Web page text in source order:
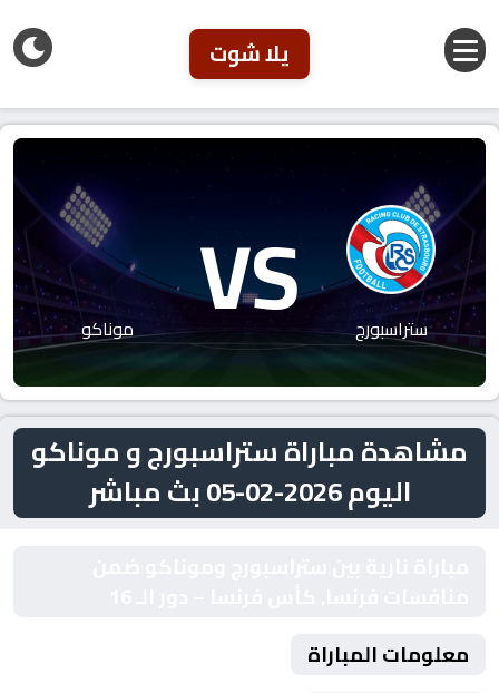
يلا شوت
ستراسبورج VS موناكو
مشاهدة مباراة ستراسبورج و موناكو
اليوم 2026-02-05 بث مباشر
معلومات المباراة